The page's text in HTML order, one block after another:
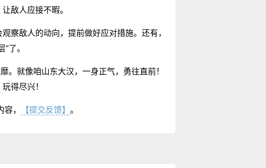
敌人应接不暇。
察敌人的动向，提前做好应对措施。还有，
了。
。就像咱山东大汉，一身正气，勇往直前！
得尽兴！
， 【提交反馈】 。